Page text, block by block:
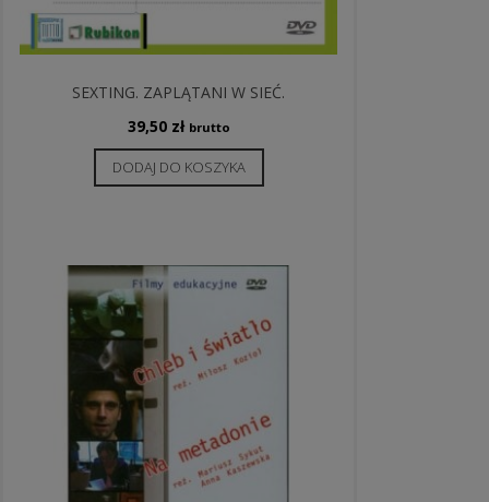
SEXTING. ZAPLĄTANI W SIEĆ.
39,50 zł brutto
DODAJ DO KOSZYKA